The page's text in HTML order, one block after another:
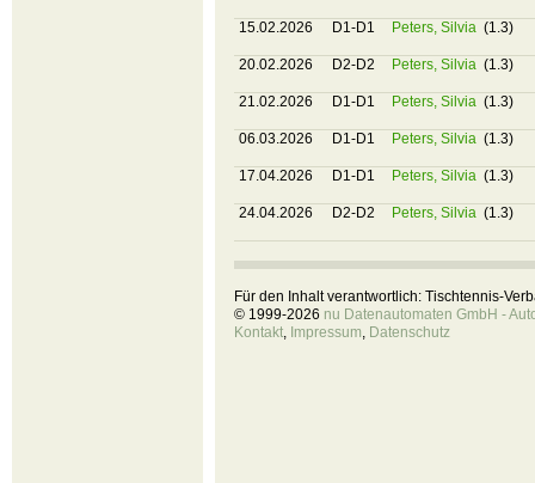
15.02.2026 D1-D1 Peters, Silvia (1.3)
20.02.2026 D2-D2 Peters, Silvia (1.3)
21.02.2026 D1-D1 Peters, Silvia (1.3)
06.03.2026 D1-D1 Peters, Silvia (1.3)
17.04.2026 D1-D1 Peters, Silvia (1.3)
24.04.2026 D2-D2 Peters, Silvia (1.3)
Für den Inhalt verantwortlich: Tischtennis-
© 1999-2026 nu Datenautomaten GmbH -
Kontakt, Impressum, Datenschutz